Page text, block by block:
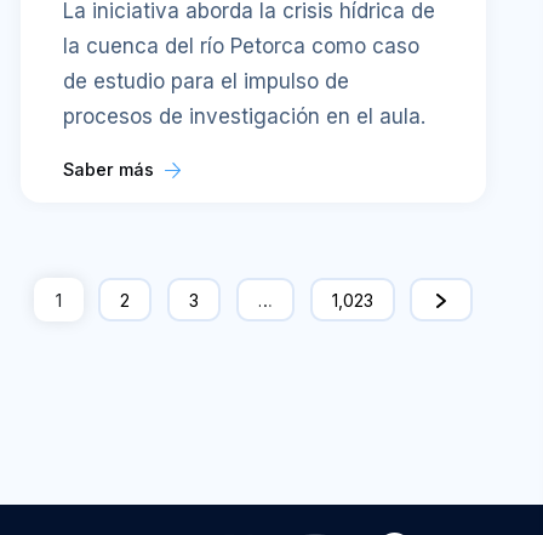
La iniciativa aborda la crisis hídrica de
la cuenca del río Petorca como caso
de estudio para el impulso de
procesos de investigación en el aula.
Saber más
1 2 3 … 1,023